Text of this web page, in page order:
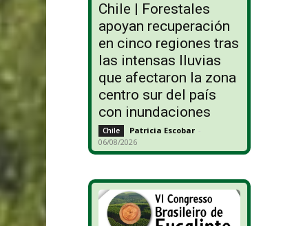
Chile | Forestales
apoyan recuperación
en cinco regiones tras
las intensas lluvias
que afectaron la zona
centro sur del país
con inundaciones
Chile Patricia Escobar -
06/08/2026